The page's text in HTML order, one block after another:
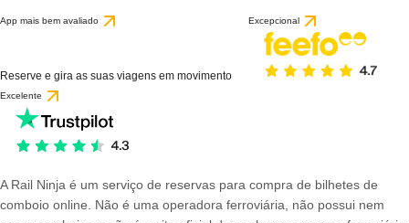
App mais bem avaliado
Reserve e gira as suas viagens em movimento
Excepcional
Excelente
A Rail Ninja é um serviço de reservas para compra de bilhetes de
comboio online. Não é uma operadora ferroviária, não possui nem